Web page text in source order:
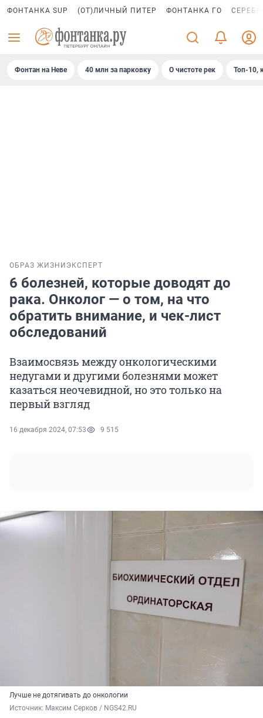
ФОНТАНКА SUP (ОТ)ЛИЧНЫЙ ПИТЕР ФОНТАНКА ГО
Фонтан на Неве 40 млн за парковку О чистоте рек Топ-10,
ОБРАЗ ЖИЗНИ ЭКСПЕРТ
6 болезней, которые доводят до
рака. Онколог — о том, на что
обратить внимание, и чек-лист
обследований
Взаимосвязь между онкологическими
недугами и другими болезнями может
казаться неочевидной, но это только на
первый взгляд
16 декабря 2024, 07:53 9 515
Лучше не дотягивать до онкологии
Источник: Максим Серков / NGS42.RU